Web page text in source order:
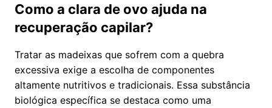
Como a clara de ovo ajuda na
recuperação capilar?
Tratar as madeixas que sofrem com a quebra
excessiva exige a escolha de componentes
altamente nutritivos e tradicionais. Essa substância
biológica específica se destaca como uma